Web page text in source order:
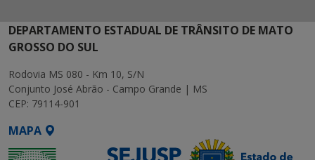
DEPARTAMENTO ESTADUAL DE TRÂNSITO DE MATO
GROSSO DO SUL
Rodovia MS 080 - Km 10, S/N
Conjunto José Abrão - Campo Grande | MS
CEP: 79114-901
MAPA